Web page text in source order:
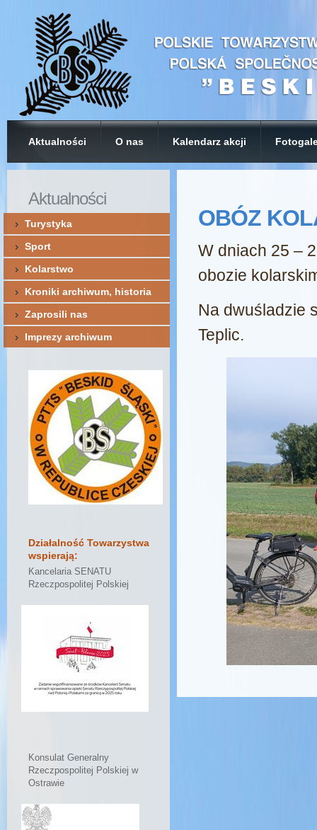
Aktualności O nas Kalendarz akcji
OBÓZ
W dniach 25 –
obozie
Na dwuśladzie
Teplic.
Aktualności
Turystyka
Sport
Kolarstwo
Kroniki archiwum, historia
Zaprosili nas
Imprezy archiwum
Działalność Towarzystwa
wspierają:
Kancelaria SENATU
Rzeczpospolitej Polskiej
Konsulat Generalny
Rzeczpospolitej Polskiej w
Ostrawie
do
E-mail*
Imię
Pola obowiązkowe